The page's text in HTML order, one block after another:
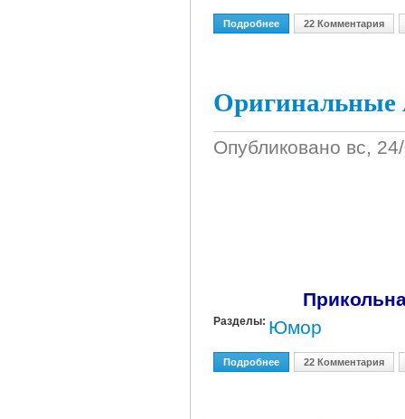
Подробнее О Анекдоты -
22 Комментария
Оригинальные
Опубликовано вс,
Разделы: Юмор
Подробнее О Оригинальные
22 Комментария